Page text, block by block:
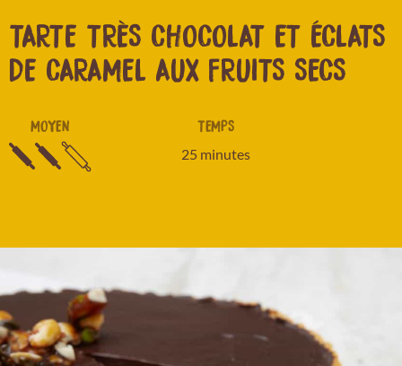
TARTE TRÈS CHOCOLAT ET ÉCLATS
DE CARAMEL AUX FRUITS SECS
MOYEN TEMPS
25 minutes